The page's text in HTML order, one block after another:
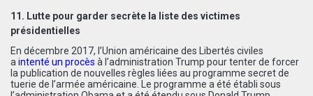
11. Lutte pour garder secrète la liste des victimes
présidentielles
En décembre 2017, l’Union américaine des Libertés civiles
aintenté un procès à l’administration Trump pour tenter de forcer
la publication de nouvelles règles liées au programme secret de
tuerie de l’armée américaine. Le programme a été établi sous